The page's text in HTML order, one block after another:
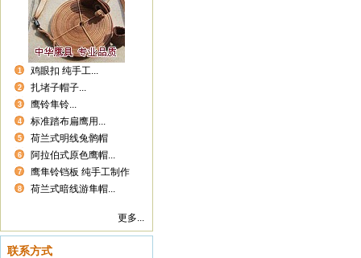
1 鸡眼扣 纯手工...
2 扎堵子帽子...
3 鹰铃隼铃...
4 标准踏布扁鹰用...
5 荷兰式明线兔鹘帽
6 阿拉伯式原色鹰帽...
7 鹰隼铃铛板 纯手工制作
8 荷兰式暗线游隼帽...
更多...
联系方式